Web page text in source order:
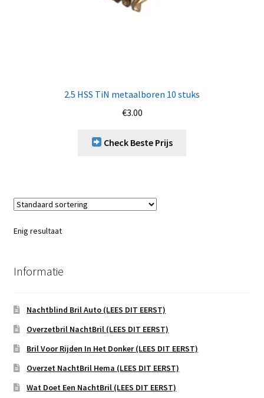
2.5 HSS TiN metaalboren 10 stuks
€3.00
Check Beste Prijs
Enig resultaat
Informatie
Nachtblind Bril Auto (LEES DIT EERST)
Overzetbril NachtBril (LEES DIT EERST)
Bril Voor Rijden In Het Donker (LEES DIT EERST)
Overzet NachtBril Hema (LEES DIT EERST)
Wat Doet Een NachtBril (LEES DIT EERST)